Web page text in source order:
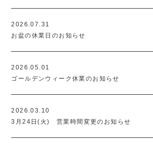
2026.07.31
お盆の休業日のお知らせ
2026.05.01
ゴールデンウィーク休業のお知らせ
2026.03.10
3月24日(火) 営業時間変更のお知らせ